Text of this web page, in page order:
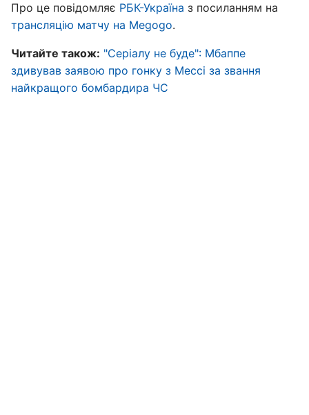
Про це повідомляє РБК-Україна з посиланням на
трансляцію матчу на Megogo.
Читайте також: "Серіалу не буде": Мбаппе
здивував заявою про гонку з Мессі за звання
найкращого бомбардира ЧС